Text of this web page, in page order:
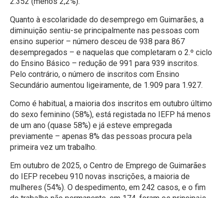
Quanto à escolaridade do desemprego em Guimarães, a
diminuição sentiu-se principalmente nas pessoas com
ensino superior – número desceu de 938 para 867
desempregados – e naquelas que completaram o 2.º ciclo
do Ensino Básico – redução de 991 para 939 inscritos.
Pelo contrário, o número de inscritos com Ensino
Secundário aumentou ligeiramente, de 1.909 para 1.927.
Como é habitual, a maioria dos inscritos em outubro último
do sexo feminino (58%), está registada no IEFP há menos
de um ano (quase 58%) e já esteve empregada
previamente – apenas 8% das pessoas procura pela
primeira vez um trabalho.
Em outubro de 2025, o Centro de Emprego de Guimarães
do IEFP recebeu 910 novas inscrições, a maioria de
mulheres (54%). O despedimento, em 242 casos, e o fim